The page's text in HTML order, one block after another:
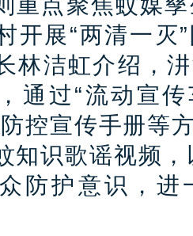
开展“两清一灭
林洁虹介绍，
通过“流动宣
控宣传手册等
知识歌谣视频
防护意识，进